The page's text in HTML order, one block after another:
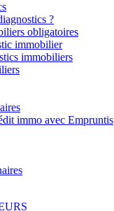
?
obligatoires
immobilier
immobiliers
immo avec Empruntis